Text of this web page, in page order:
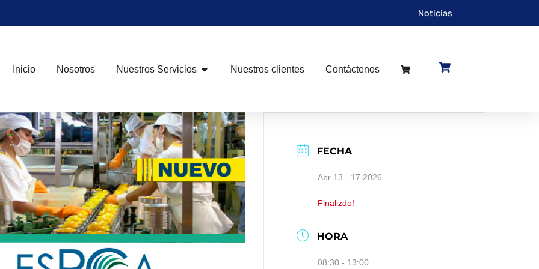
Noticias
Inicio Nosotros Nuestros Servicios Nuestros clientes Contáctenos
FECHA
Abr 13 - 17 2026
Finalizdo!
HORA
08:30 - 13:00